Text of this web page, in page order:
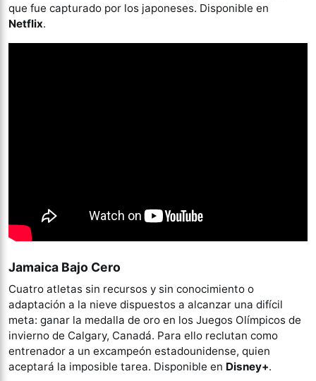
que fue capturado por los japoneses. Disponible en
Netflix.
Jamaica Bajo Cero
Cuatro atletas sin recursos y sin conocimiento o
adaptación a la nieve dispuestos a alcanzar una difícil
meta: ganar la medalla de oro en los Juegos Olímpicos de
invierno de Calgary, Canadá. Para ello reclutan como
entrenador a un excampeón estadounidense, quien
aceptará la imposible tarea. Disponible en Disney+.